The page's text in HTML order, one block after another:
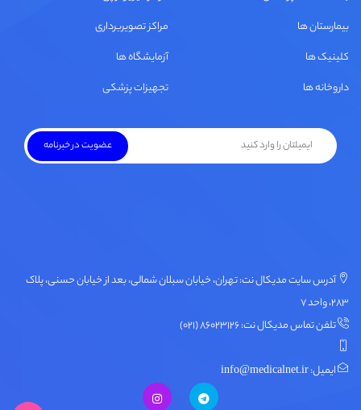
بیمارستان ها
کلینیک ها
داروخانه ها
مراکز تصویربرداری
آزمایشگاه ها
تجهیزات پزشکی
آدرس سایت مدیکال نت: تهران، خیابان سبلان شمالی، بعد از خیابان حسنی، پلاک
۲۸۳، واحد ۷
تلفن تماس مدیکال نت: ۸۶۰۲۳۱۲۶ (۰۲۱)
ایمیل: info@medicalnet.ir